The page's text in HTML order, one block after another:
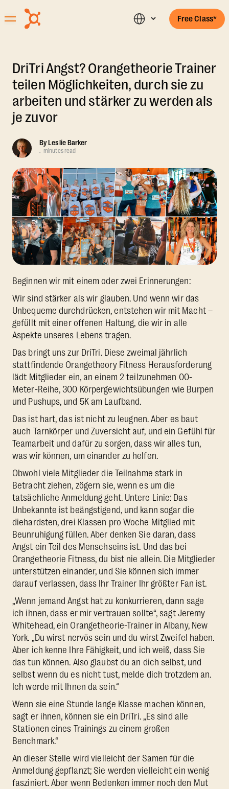
Free Class*
DriTri Angst? Orangetheorie Trainer
teilen Möglichkeiten, durch sie zu
arbeiten und stärker zu werden als
je zuvor
ByLeslie Barker
. minutes read
Beginnen wir mit einem oder zwei Erinnerungen:
Wir sind stärker als wir glauben. Und wenn wir das
Unbequeme durchdrücken, entstehen wir mit Macht –
gefüllt mit einer offenen Haltung, die wir in alle
Aspekte unseres Lebens tragen.
Das bringt uns zur DriTri. Diese zweimal jährlich
stattfindende Orangetheory Fitness Herausforderung
lädt Mitglieder ein, an einem 2 teilzunehmen 00-
Meter-Reihe, 300 Körpergewichtsübungen wie Burpen
und Pushups, und 5K am Laufband.
Das ist hart, das ist nicht zu leugnen. Aber es baut
auch Tarnkörper und Zuversicht auf, und ein Gefühl für
Teamarbeit und dafür zu sorgen, dass wir alles tun,
was wir können, um einander zu helfen.
Obwohl viele Mitglieder die Teilnahme stark in
Betracht ziehen, zögern sie, wenn es um die
tatsächliche Anmeldung geht. Untere Linie: Das
Unbekannte ist beängstigend, und kann sogar die
diehardsten, drei Klassen pro Woche Mitglied mit
Beunruhigung füllen. Aber denken Sie daran, dass
Angst ein Teil des Menschseins ist. Und das bei
Orangetheorie Fitness, du bist nie allein. Die Mitglieder
unterstützen einander, und Sie können sich immer
darauf verlassen, dass Ihr Trainer Ihr größter Fan ist.
„Wenn jemand Angst hat zu konkurrieren, dann sage
ich ihnen, dass er mir vertrauen sollte“, sagt Jeremy
Whitehead, ein Orangetheorie-Trainer in Albany, New
York. „Du wirst nervös sein und du wirst Zweifel haben.
Aber ich kenne Ihre Fähigkeit, und ich weiß, dass Sie
das tun können. Also glaubst du an dich selbst, und
selbst wenn du es nicht tust, melde dich trotzdem an.
Ich werde mit Ihnen da sein.“
Wenn sie eine Stunde lange Klasse machen können,
sagt er ihnen, können sie ein DriTri. „Es sind alle
Stationen eines Trainings zu einem großen
Benchmark.“
An dieser Stelle wird vielleicht der Samen für die
Anmeldung gepflanzt; Sie werden vielleicht ein wenig
fasziniert. Aber wenn Bedenken immer noch den Mut